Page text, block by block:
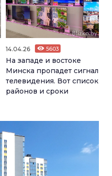
14.04.26 5603
На западе и востоке
Минска пропадет сигнал
телевидения. Вот список
районов и сроки